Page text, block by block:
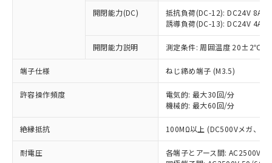
開閉能力(DC)
抵抗負荷(DC-12): DC24V 8A/
誘導負荷(DC-13): DC24V 4A/
開閉能力説明 測定条件: 周囲温度 20±2℃、
端子仕様 ねじ締め端子 (M3.5)
許容操作頻度
電気的: 最大30回/分
機械的: 最大60回/分
絶縁抵抗 100MΩ以上 (DC500Vメガ、点
耐電圧
各端子とアース間: AC2500V
本サービスは、当社制御機器事業取扱
商品の当社在庫状況および標準価格
(税抜)を提供させていただくもので
当社制御機器事業取扱商品の中には、
本サービスの対象外となる商品もある
ことをご了承ください。
在庫状況および標準価格照会結果は、
記載している更新日時点での社内デー
タに基づき作成されるものであり、閲
準価格とは異なる場合があることをご
調査・確認中：EU RoHS指令（10物質）の
非含有の対応状況を調査中または確認中の
非該当品：ライセンス料など無形物で、有
害物質有無と関係のない商品です。
仕入先様の事情により、非含有部品として
いたものが、含有品と判明した場合などや
むを得ず変更することがあります。
*EU RoHS指令（10物質）：
鉛(Pb) 1000ppm以下、 水銀(Hg) 1000ppm以下、 カド
六価クロム(Cr(Ⅵ)) 1000ppm以下、ポリ臭化ビフェニル
「○」：最大均質材料含有率が中国RoHSの
基準値以下であることを示します。
「×」：最大均質材料含有率が中国RoHSの
基準値を超えていることを示します。
「－」：未確認です。当社販売部門へお問
当社は、これら貴社製品のうち、外国
為替および外国貿易法に定める商品
（以下｢規制貨物等」という）を輸出
または国外への提供する場合は、日本
国政府の輸出許可(または役務取引許
可)を取得するなどの必要な手続きを